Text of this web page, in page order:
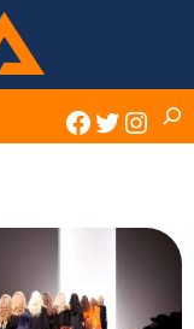
Twitter